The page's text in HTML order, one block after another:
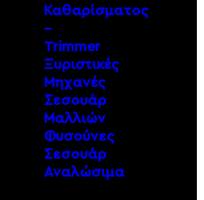
Καθαρίσματος
–
Trimmer
Ξυριστικές
Μηχανές
Σεσουάρ
Μαλλιών
Φυσούνες
Σεσουάρ
Αναλώσιμα